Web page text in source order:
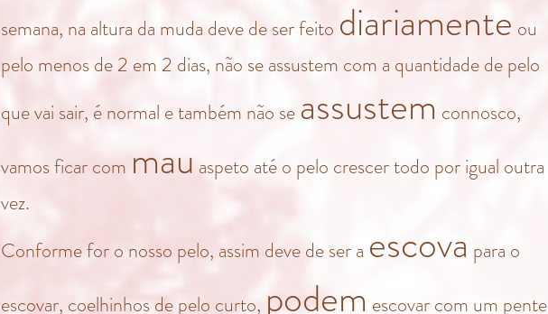
semana, na altura da muda deve de ser feito diariamente ou
pelo menos de 2 em 2 dias, não se assustem com a quantidade de pelo
que vai sair, é normal e também não seassustem connosco,
vamos ficar com mau aspeto até o pelo crescer todo por igual outra
vez.
Conforme for o nosso pelo, assim deve de ser a escova para o
escovar, coelhinhos de pelo curto, podem escovar com um pente